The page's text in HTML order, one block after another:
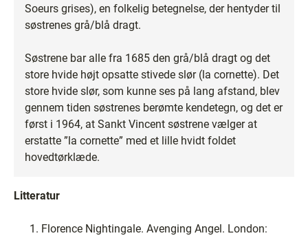
Soeurs grises), en folkelig betegnelse, der hentyder til
søstrenes grå/blå dragt.
Søstrene bar alle fra 1685 den grå/blå dragt og det
store hvide højt opsatte stivede slør (la cornette). Det
store hvide slør, som kunne ses på lang afstand, blev
gennem tiden søstrenes berømte kendetegn, og det er
først i 1964, at Sankt Vincent søstrene vælger at
erstatte ”la cornette” med et lille hvidt foldet
hovedtørklæde.
Litteratur
Florence Nightingale. Avenging Angel. London: